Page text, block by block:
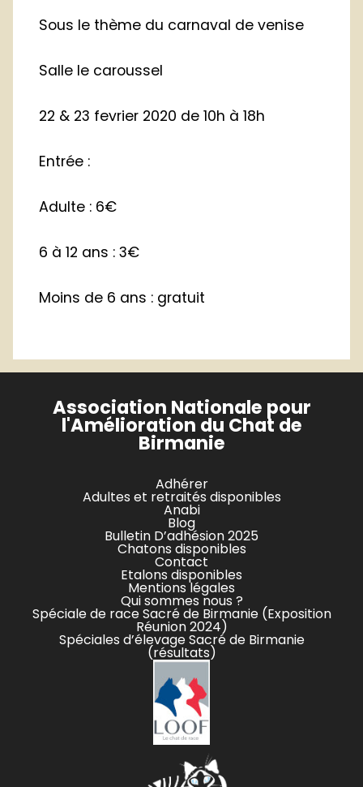
Sous le thème du carnaval de venise
Salle le caroussel
22 & 23 fevrier 2020 de 10h à 18h
Entrée :
Adulte : 6€
6 à 12 ans : 3€
Moins de 6 ans : gratuit
Association Nationale pour
l'Amélioration du Chat de
Birmanie
Adhérer
Adultes et retraités disponibles
Anabi
Blog
Bulletin D’adhésion 2025
Chatons disponibles
Contact
Etalons disponibles
Mentions légales
Qui sommes nous ?
Spéciale de race Sacré de Birmanie (Exposition
Réunion 2024)
Spéciales d’élevage Sacré de Birmanie
(résultats)